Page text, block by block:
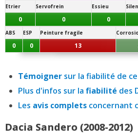
Etrier Servofrein Essieu
0 0 0
ABS ESP Peinture fragile
0 0 13
Témoigner sur la fiabilité de
Plus d'infos sur la fiabilité des
Les avis complets concernant
Dacia Sandero (2008-2012)